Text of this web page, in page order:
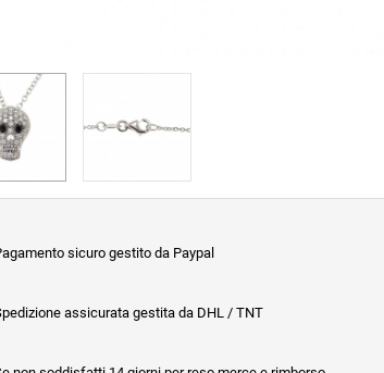
sicuro gestito da Paypal
assicurata gestita da DHL / TNT